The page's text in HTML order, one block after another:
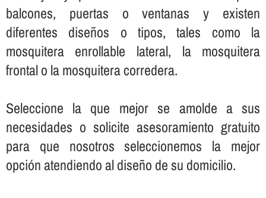
balcones, puertas o ventanas y existen
diferentes diseños o tipos, tales como la
mosquitera enrollable lateral, la mosquitera
frontal o la mosquitera corredera.
Seleccione la que mejor se amolde a sus
necesidades o solicite asesoramiento gratuito
para que nosotros seleccionemos la mejor
opción atendiendo al diseño de su domicilio.